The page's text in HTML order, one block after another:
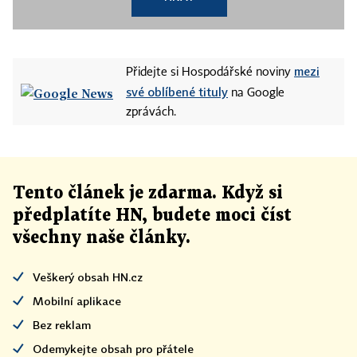
3. Lázeňská kolonáda v Mariánských Lázních;
1. Dům čp. 92 "Dřevěnka" v Úpici,
e) v Libereckém kraji
1. Hospodářský dvůr zámku v Zákupech,
2. Dlaskův statek v Dolánkách u Turnova;
Přidejte si Hospodářské noviny mezi
své oblíbené tituly na Google
zprávách.
Tento článek je zdarma. Když si
předplatíte HN, budete moci číst
všechny naše články.
Veškerý obsah HN.cz
Mobilní aplikace
Bez reklam
Odemykejte obsah pro přátele